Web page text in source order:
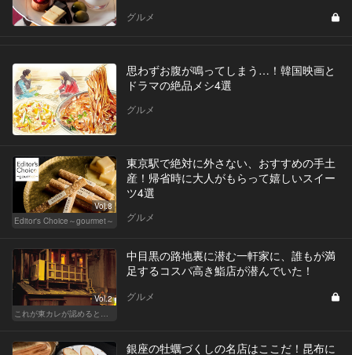
グルメ
思わずお腹が鳴ってしまう…！韓国映画と
ドラマの絶品メシ4選
グルメ
Vol.8
Editor's Choice～gourmet～
東京駅で絶対に外さない、おすすめの手土
産！帰省時に大人がもらって嬉しいスイー
ツ4選
グルメ
Vol.2
これが東カレが認めるとっておきの隠れ家
中目黒の路地裏に潜む一軒家に、誰もが満
足するコスパ高き鮨店が潜んでいた！
グルメ
銀座の牡蠣づくしの名店はここだ！昆布に